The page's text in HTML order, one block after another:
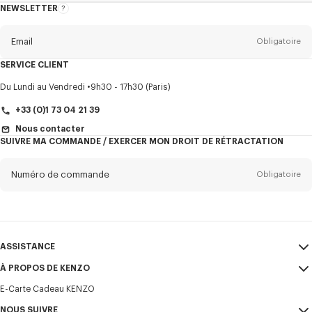
NEWSLETTER
A
Email Obligatoire
Titre Obligatoire
SERVICE CLIENT
Du Lundi au Vendredi 9h30 - 17h30 (Paris)
+33 (0)1 73 04 21 39
Nous contacter
SUIVRE MA COMMANDE / EXERCER MON DROIT DE RÉTRACTATION
Numéro de commande Obligatoire
ASSISTANCE
Mon compte
Guide des tailles
FAQ
À PROPOS DE KENZO
CGV
E-Carte Cadeau KENZO
NOUS SUIVRE